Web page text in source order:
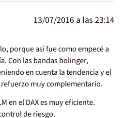
13/07/2016 a las 23:14
porque así fue como empecé a
Con las bandas bolinger,
en cuenta la tendencia y el
refuerzo muy complementario.
en el DAX es muy eficiente.
de riesgo.